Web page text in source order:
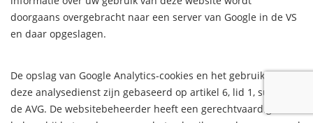
doorgaans overgebracht naar een server van Google in de VS
en daar opgeslagen.
De opslag van Google Analytics-cookies en het gebruik van
deze analysedienst zijn gebaseerd op artikel 6, lid 1, sub f van
de AVG. De websitebeheerder heeft een gerechtvaardigd